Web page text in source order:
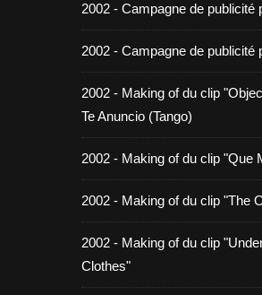
2002 - Campagne de publicité
2002 - Campagne de publicité
2002 - Making of du clip
Te Anuncio (Tango)
2002 - Making of du clip "Que
2002 - Making of du clip "The
2002 - Making of du clip
Clothes"